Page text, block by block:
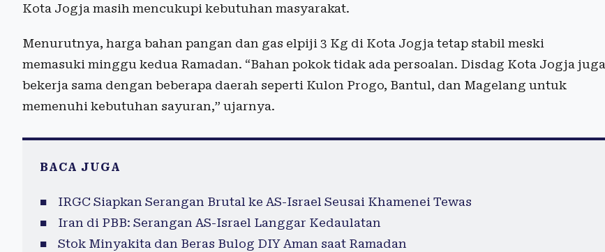
Kota Jogja masih mencukupi kebutuhan masyarakat.
Menurutnya, harga bahan pangan dan gas elpiji 3 Kg di Kota Jogja tetap stabil meski
memasuki minggu kedua Ramadan. “Bahan pokok tidak ada persoalan. Disdag Kota Jogja juga
bekerja sama dengan beberapa daerah seperti Kulon Progo, Bantul, dan Magelang untuk
memenuhi kebutuhan sayuran,” ujarnya.
BACA JUGA
IRGC Siapkan Serangan Brutal ke AS-Israel Seusai Khamenei Tewas
Iran di PBB: Serangan AS-Israel Langgar Kedaulatan
Stok Minyakita dan Beras Bulog DIY Aman saat Ramadan